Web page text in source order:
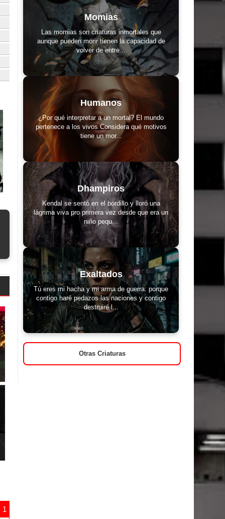
Momias
Las momias son criaturas inmortales que
aunque pueden morir tienen la capacidad de
volver de entre...
Humanos
¿Por qué interpretar a un mortal? El mundo
pertenece a los vivos Considera qué motivos
tiene un mor...
Dhampiros
Kendal se sentó en el bordillo y lloró una
lágrima viva pro primera vez desde que era un
niño pequ...
Exaltados
Tú eres mi hacha y mi arma de guerra: porque
contigo haré pedazos las naciones y contigo
destruiré l...
Otras Criaturas